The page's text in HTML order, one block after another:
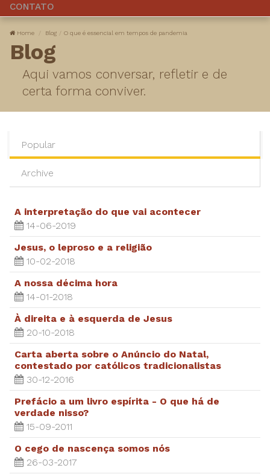
CONTATO
Home Blog O que é essencial em tempos de pandemia
Blog
Aqui vamos conversar, refletir e de
certa forma conviver.
Popular
Archive
A interpretação do que vai acontecer
14-06-2019
Jesus, o leproso e a religião
10-02-2018
A nossa décima hora
14-01-2018
À direita e à esquerda de Jesus
20-10-2018
Carta aberta sobre o Anúncio do Natal,
contestado por católicos tradicionalistas
30-12-2016
Prefácio a um livro espírita - O que há de
verdade nisso?
15-09-2011
O cego de nascença somos nós
26-03-2017